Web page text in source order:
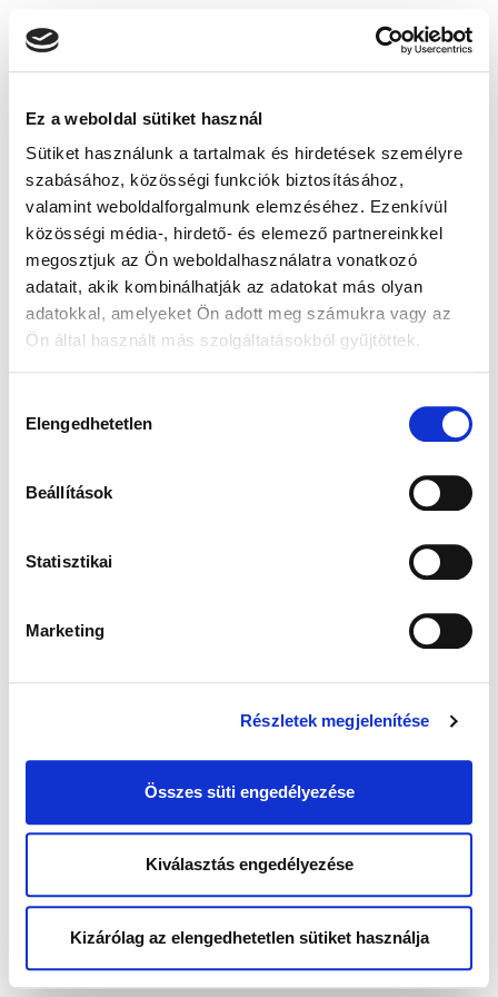
Ez a weboldal sütiket használ
Sütiket használunk a tartalmak és hirdetések személyre
szabásához, közösségi funkciók biztosításához,
valamint weboldalforgalmunk elemzéséhez. Ezenkívül
közösségi média-, hirdető- és elemező partnereinkkel
megosztjuk az Ön weboldalhasználatra vonatkozó
adatait, akik kombinálhatják az adatokat más olyan
adatokkal, amelyeket Ön adott meg számukra vagy az
Ön által használt más szolgáltatásokból gyűjtöttek.
kiválasztása
Elengedhetetlen
Beállítások
Statisztikai
Marketing
Részletek megjelenítése
Összes süti engedélyezése
Kiválasztás engedélyezése
Kizárólag az elengedhetetlen sütiket használja